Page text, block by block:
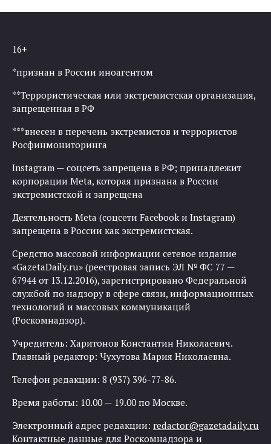
16+
*признан в России иноагентом
**Террористическая или экстремистская организация,
запрещенная в РФ
***внесен в перечень экстремистов и террористов
Росфинмониторинга
Instagram — соцсеть запрещена в РФ; принадлежит
корпорации Meta, которая признана в России
экстремистской и запрещена
Деятельность Meta (соцсети Facebook и Instagram)
запрещена в России как экстремистская.
Средство массовой информации сетевое издание
«GazetaDaily.ru» (реестровая запись ЭЛ № ФС 77 —
67944 от 13.12.2016), зарегистрировано Федеральной
службой по надзору в сфере связи, информационных
технологий и массовых коммуникаций
(Роскомнадзор).
Учредитель: Харитонов Константин Николаевич.
Главный редактор: Чухутова Мария Николаевна.
Телефон редакции: 8 (937) 396-77-86.
Время работы: 10.00 — 19.00 по Москве.
Электронный адрес редакции: redactor@gazetadaily.ru
Контактные данные для Роскомнадзора и